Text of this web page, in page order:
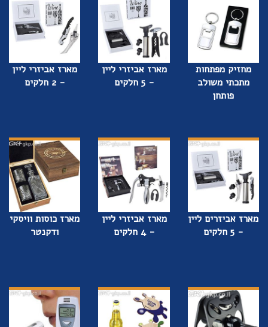
מחזיק מפתחות
מתכתי משולב
פותחן
מארז אביזרי ליין
- 5 חלקים
מארז אביזרי ליין
- 2 חלקים
מארז אביזרים ליין
- 5 חלקים
מארז אביזרי ליין
- 4 חלקים
מארז כוסות וויסקי
ודקנטר